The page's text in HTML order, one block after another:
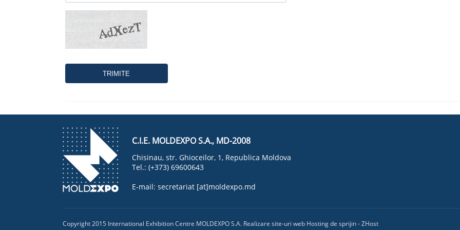
C.I.E. MOLDEXPO S.A., MD-2008
Chisinau, str. Ghioceilor, 1, Republica Moldova
Tel.: (+373) 69600643
E-mail: secretariat [at]moldexpo.md
Copyright 2015 International Exhibition Centre MOLDEXPO S.A. Realizare site-uri web Hosting de sprijin - ZHost